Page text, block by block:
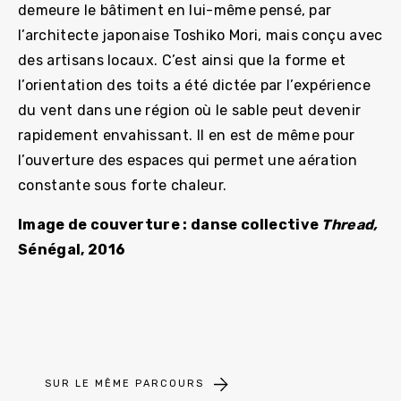
demeure le bâtiment en lui-même pensé, par
l’architecte japonaise Toshiko Mori, mais conçu avec
des artisans locaux. C’est ainsi que la forme et
l’orientation des toits a été dictée par l’expérience
du vent dans une région où le sable peut devenir
rapidement envahissant. Il en est de même pour
l’ouverture des espaces qui permet une aération
constante sous forte chaleur.
Image de couverture : danse collective Thread,
Sénégal, 2016
SUR LE MÊME PARCOURS